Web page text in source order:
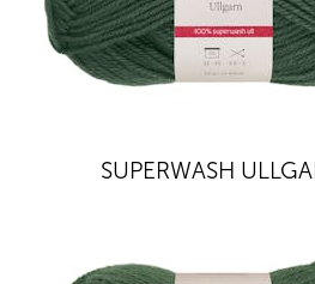
SUPERWASH